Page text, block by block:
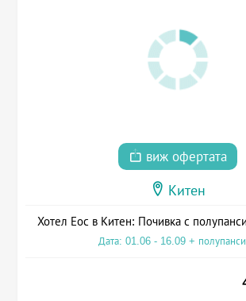
виж офертата
Китен
Хотел Еос в Китен: Почивка с
Дата: 01.06 - 16.09 +